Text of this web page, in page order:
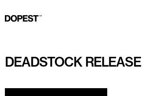
DEADSTOCK RELEASE